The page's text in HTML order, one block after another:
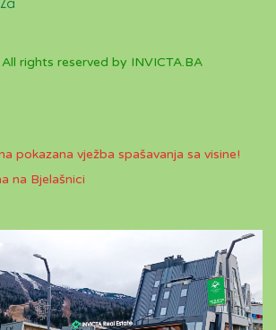
rights reserved by INVICTA.BA
pokazana vježba spašavanja sa visine!
na Bjelašnici